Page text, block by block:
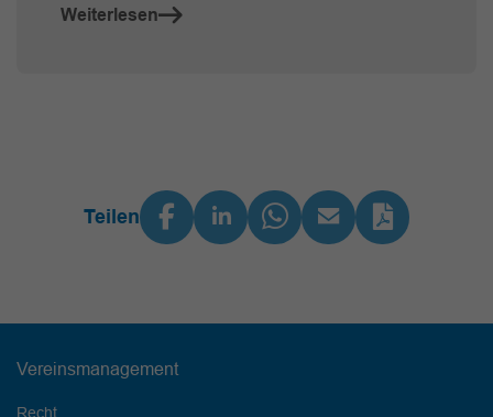
Weiterlesen
Teilen
Vereinsmanagement
Recht